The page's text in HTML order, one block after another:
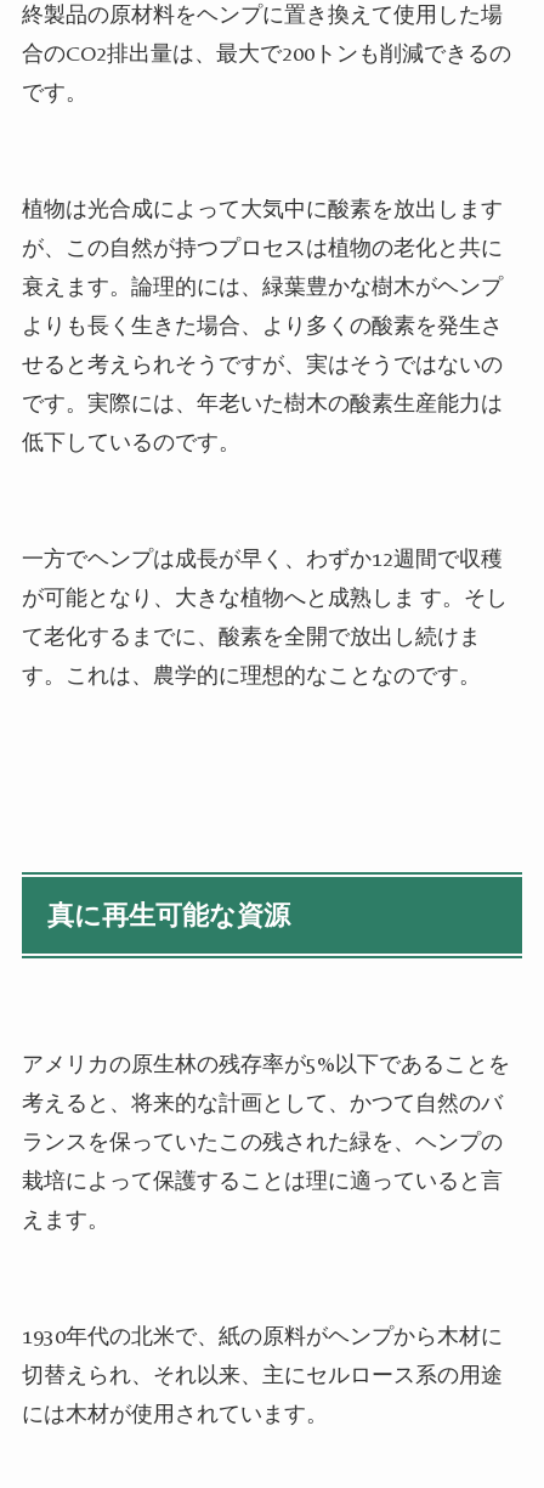
終製品の原材料をヘンプに置き換えて使用した場
合のCO2排出量は、最大で200トンも削減できるの
です。
植物は光合成によって大気中に酸素を放出します
が、この自然が持つプロセスは植物の老化と共に
衰えます。論理的には、緑葉豊かな樹木がヘンプ
よりも長く生きた場合、より多くの酸素を発生さ
せると考えられそうですが、実はそうではないの
です。実際には、年老いた樹木の酸素生産能力は
低下しているのです。
一方でヘンプは成長が早く、わずか12週間で収穫
が可能となり、大きな植物へと成熟しま す。そし
て老化するまでに、酸素を全開で放出し続けま
す。これは、農学的に理想的なことなのです。
真に再生可能な資源
アメリカの原生林の残存率が5%以下であることを
考えると、将来的な計画として、かつて自然のバ
ランスを保っていたこの残された緑を、ヘンプの
栽培によって保護することは理に適っていると言
えます。
1930年代の北米で、紙の原料がヘンプから木材に
切替えられ、それ以来、主にセルロース系の用途
には木材が使用されています。